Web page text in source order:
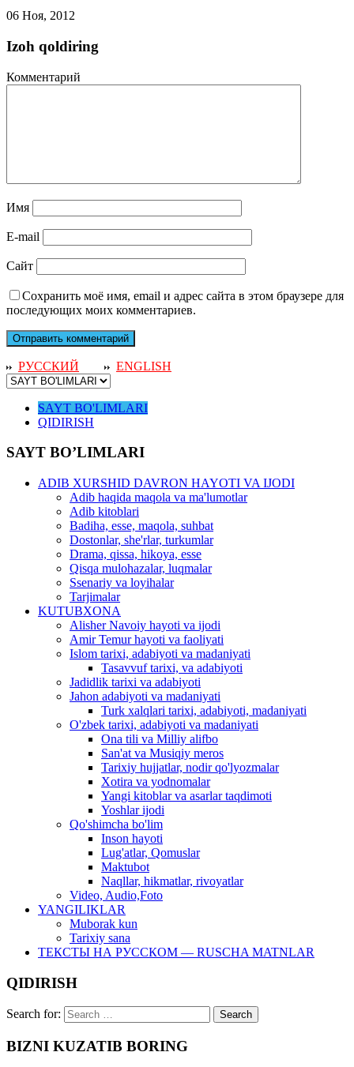
06 Ноя, 2012
Izoh qoldiring
Комментарий
Имя
E-mail
Сайт
Сохранить моё имя, email и адрес сайта в этом браузере для
последующих моих комментариев.
РУССКИЙ ENGLISH
SAYT BO'LIMLARI
QIDIRISH
SAYT BO’LIMLARI
ADIB XURSHID DAVRON HAYOTI VA IJODI
Adib haqida maqola va ma'lumotlar
Adib kitoblari
Badiha, esse, maqola, suhbat
Dostonlar, she'rlar, turkumlar
Drama, qissa, hikoya, esse
Qisqa mulohazalar, luqmalar
Ssenariy va loyihalar
Tarjimalar
KUTUBXONA
Alisher Navoiy hayoti va ijodi
Amir Temur hayoti va faoliyati
Islom tarixi, adabiyoti va madaniyati
Tasavvuf tarixi, va adabiyoti
Jadidlik tarixi va adabiyoti
Jahon adabiyoti va madaniyati
Turk xalqlari tarixi, adabiyoti, madaniyati
O'zbek tarixi, adabiyoti va madaniyati
Ona tili va Milliy alifbo
San'at va Musiqiy meros
Tarixiy hujjatlar, nodir qo'lyozmalar
Xotira va yodnomalar
Yangi kitoblar va asarlar taqdimoti
Yoshlar ijodi
Qo'shimcha bo'lim
Inson hayoti
Lug'atlar, Qomuslar
Maktubot
Naqllar, hikmatlar, rivoyatlar
Video, Audio,Foto
YANGILIKLAR
Muborak kun
Tarixiy sana
ТЕКСТЫ НА РУССКОМ — RUSCHA MATNLAR
QIDIRISH
Search for:
BIZNI KUZATIB BORING